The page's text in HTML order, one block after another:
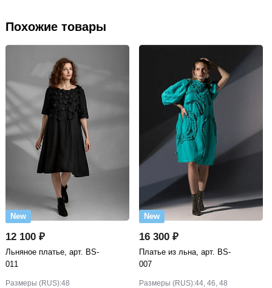
Похожие товары
New
12 100 ₽
Льняное платье, арт. BS-
011
Размеры (RUS):48
New
16 300 ₽
Платье из льна, арт. BS-
007
Размеры (RUS):44, 46, 48